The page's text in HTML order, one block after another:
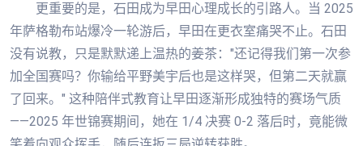
更重要的是，石田成为早田心理成长的引路人。当 2025
年萨格勒布站爆冷一轮游后，早田在更衣室痛哭不止。石田
没有说教，只是默默递上温热的姜茶："还记得我们第一次参
加全国赛吗？你输给平野美宇后也是这样哭，但第二天就赢
了回来。" 这种陪伴式教育让早田逐渐形成独特的赛场气质
——2025 年世锦赛期间，她在 1/4 决赛 0-2 落后时，竟能微